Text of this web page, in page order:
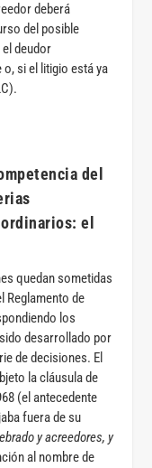
deberá
del posible
deudor
si el litigio está ya
del
el
quedan sometidas
Reglamento de
los
desarrollado por
de decisiones. El
la cláusula de
(el antecedente
fuera de su
y acreedores, y
al nombre de